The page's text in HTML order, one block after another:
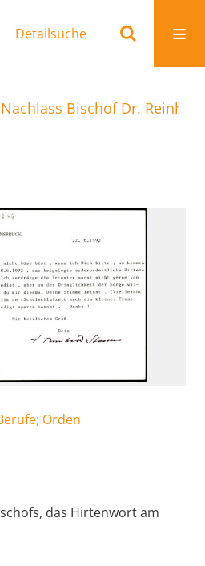
Detailsuche
Nachlass Bischof Dr.
Orden
das Hirtenwort am